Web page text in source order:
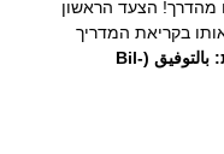
מהדרך! הצעד הראשון
בקריאת המדריך
בהצלחה! או בערבית לבנטינית: بالتوفيق (Bil-